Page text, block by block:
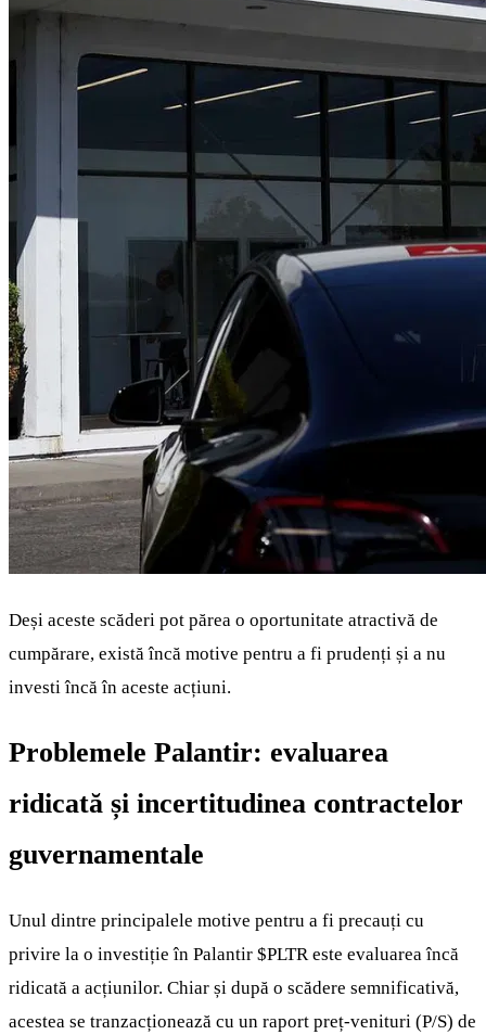
Deși aceste scăderi pot părea o oportunitate atractivă de
cumpărare, există încă motive pentru a fi prudenți și a nu
investi încă în aceste acțiuni.
Problemele Palantir: evaluarea
ridicată și incertitudinea contractelor
guvernamentale
Unul dintre principalele motive pentru a fi precauți cu
privire la o investiție în Palantir $PLTR este evaluarea încă
ridicată a acțiunilor. Chiar și după o scădere semnificativă,
acestea se tranzacționează cu un raport preț-venituri (P/S) de